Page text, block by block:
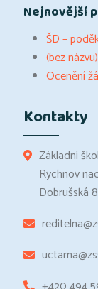
Nejnovější
ŠD –
(bez názvu)
Ocenění
Kontakty
Základní
Rychnov
Dobrušská